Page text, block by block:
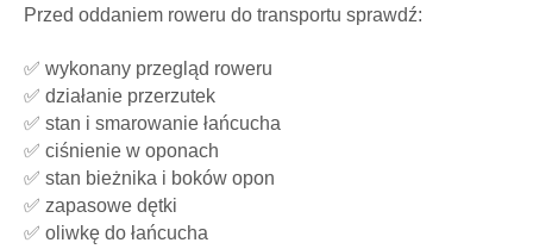
Przed oddaniem roweru do transportu sprawdź:
✅ wykonany przegląd roweru
✅ działanie przerzutek
✅ stan i smarowanie łańcucha
✅ ciśnienie w oponach
✅ stan bieżnika i boków opon
✅ zapasowe dętki
✅ oliwkę do łańcucha